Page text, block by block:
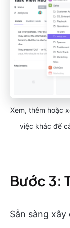
Xem, thêm hoặc
việc khác để
Bước 3:
Sẵn sàng